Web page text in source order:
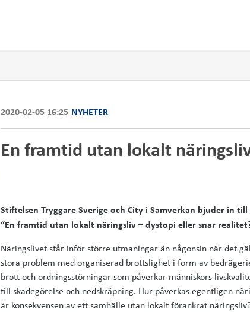
2020-02-05 16:25 NYHETER
En framtid utan lokalt
Stiftelsen Tryggare Sverige och City i Samverkan bjuder in
“En framtid utan lokalt näringsliv – dystopi eller snar
Näringslivet står inför större utmaningar än någonsin när det
stora problem med organiserad brottslighet i form av
brott och ordningsstörningar som påverkar människors
till skadegörelse och nedskräpning. Hur påverkas egentligen
är konsekvensen av ett samhälle utan lokalt förankrat